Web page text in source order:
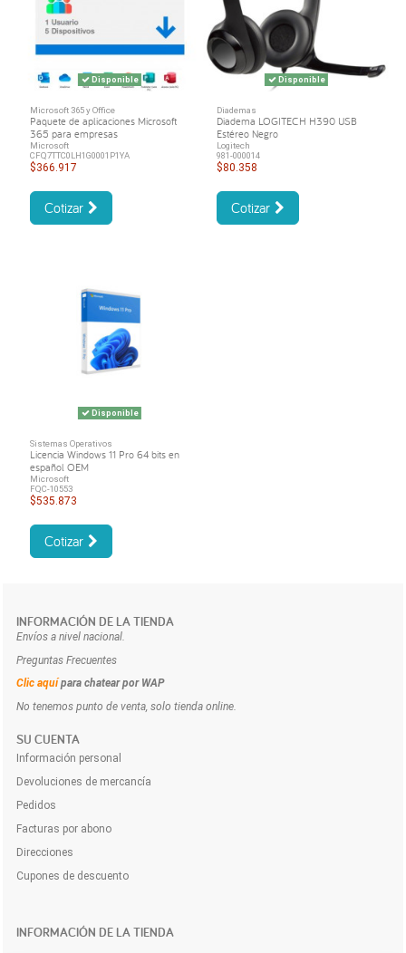
Disponible
Microsoft 365 y Office
Paquete de aplicaciones Microsoft
365 para empresas
Microsoft
CFQ7TTC0LH1G0001P1YA
$366.917
Cotizar
Disponible
Diademas
Diadema LOGITECH H390 USB
Estéreo Negro
Logitech
981-000014
$80.358
Cotizar
Disponible
Sistemas Operativos
Licencia Windows 11 Pro 64 bits en
español OEM
Microsoft
FQC-10553
$535.873
Cotizar
INFORMACIÓN DE LA TIENDA
Envíos a nivel nacional.
Preguntas Frecuentes
Clic aquí para chatear por WAP
No tenemos punto de venta, solo tienda online.
INFORMACIÓN DE LA TIENDA
SU CUENTA
Información personal
Devoluciones de mercancía
Pedidos
Facturas por abono
Direcciones
Cupones de descuento